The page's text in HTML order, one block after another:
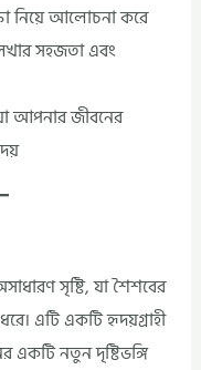
নিয়ে আলোচনা করে
সহজতা এবং
আপনার জীবনের
সৃষ্টি, যা শৈশবের
এটি একটি হৃদয়গ্রাহী
একটি নতুন দৃষ্টিভঙ্গি